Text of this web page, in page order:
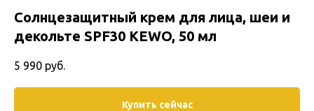
Солнцезащитный крем для лица, шеи и
декольте SPF30 KEWO, 50 мл
5 990 руб.
Купить сейчас